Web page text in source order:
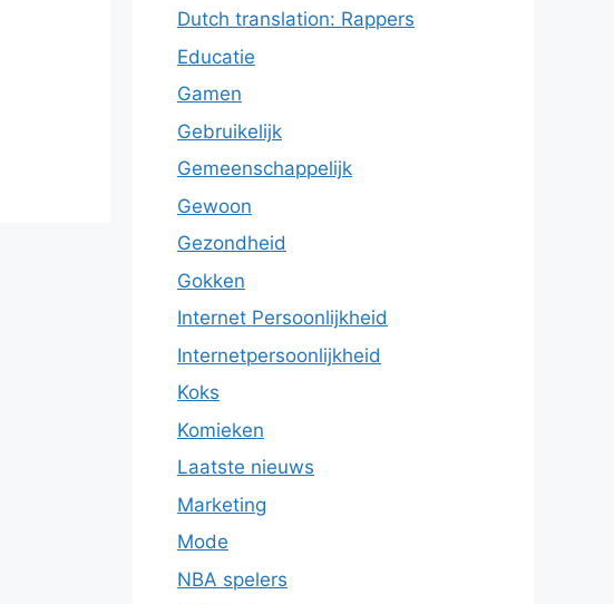
Dutch translation: Rappers
Educatie
Gamen
Gebruikelijk
Gemeenschappelijk
Gewoon
Gezondheid
Gokken
Internet Persoonlijkheid
Internetpersoonlijkheid
Koks
Komieken
Laatste nieuws
Marketing
Mode
NBA spelers